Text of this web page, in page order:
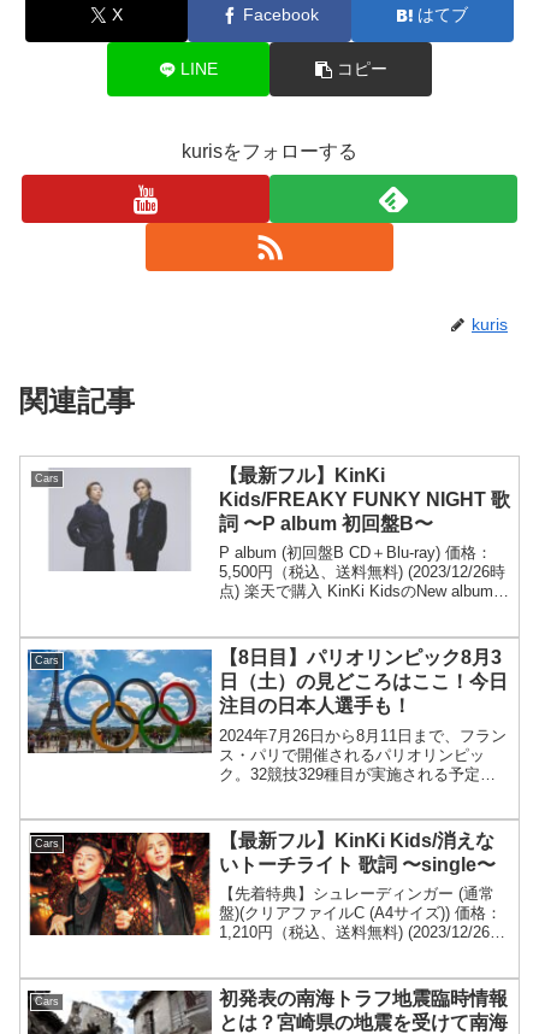
X Facebook はてブ
LINE コピー
kurisをフォローする
kuris
関連記事
Cars
【最新フル】KinKi
Kids/FREAKY FUNKY NIGHT 歌
詞 〜P album 初回盤B〜
P album (初回盤B CD＋Blu-ray) 価格：
5,500円（税込、送料無料) (2023/12/26時
点) 楽天で購入 KinKi KidsのNew album〜
Cars
【8日目】パリオリンピック8月3
日（土）の見どころはここ！今日
注目の日本人選手も！
2024年7月26日から8月11日まで、フラン
ス・パリで開催されるパリオリンピッ
ク。32競技329種目が実施される予定で
（土）の大会8日目には、27種目で金メダ
リ...
Cars
【最新フル】KinKi Kids/消えな
いトーチライト 歌詞 〜single〜
【先着特典】シュレーディンガー (通常
盤)(クリアファイルC (A4サイズ)) 価格：
1,210円（税込、送料無料) (2023/12/26時
いトーチラ...
Cars
初発表の南海トラフ地震臨時情報
とは？宮崎県の地震を受けて南海